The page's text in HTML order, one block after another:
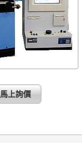
馬上詢價